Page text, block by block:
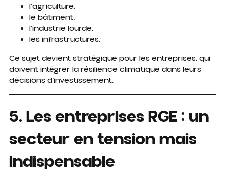
l’agriculture,
le bâtiment,
l’industrie lourde,
les infrastructures.
Ce sujet devient stratégique pour les entreprises, qui
doivent intégrer la résilience climatique dans leurs
décisions d’investissement.
5. Les entreprises RGE : un
secteur en tension mais
indispensable